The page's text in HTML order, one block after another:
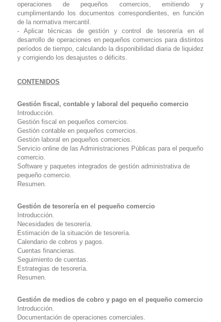
operaciones de pequeños comercios, emitiendo y
cumplimentando los documentos correspondientes, en función
de la normativa mercantil.
- Aplicar técnicas de gestión y control de tesorería en el
desarrollo de operaciones en pequeños comercios para distintos
períodos de tiempo, calculando la disponibilidad diaria de liquidez
y corrigiendo los desajustes o déficits.
CONTENIDOS
Gestión fiscal, contable y laboral del pequeño comercio
Introducción.
Gestión fiscal en pequeños comercios.
Gestión contable en pequeños comercios.
Gestión laboral en pequeños comercios.
Servicio online de las Administraciones Públicas para el pequeño
comercio.
Software y paquetes integrados de gestión administrativa de
pequeño comercio.
Resumen.
Gestión de tesorería en el pequeño comercio
Introducción.
Necesidades de tesorería.
Estimación de la situación de tesorería.
Calendario de cobros y pagos.
Cuentas financieras.
Seguimiento de cuentas.
Estrategias de tesorería.
Resumen.
Gestión de medios de cobro y pago en el pequeño comercio
Introducción.
Documentación de operaciones comerciales.